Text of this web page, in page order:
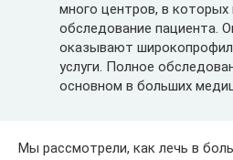
много центров, в которых
обследование пациента.
оказывают
услуги. Полное
основном в больших
Мы рассмотрели, как лечь в